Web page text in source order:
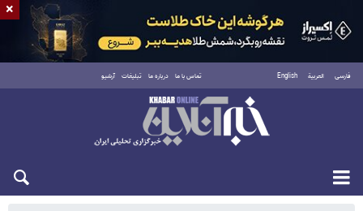
فارسی العربية English تماس با ما درباره ما تبلیغات آرشیو
شنبه ۱۷ مرداد ۱۴۰۵
×